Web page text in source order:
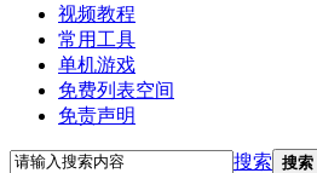
视频教程
常用工具
单机游戏
免费列表空间
免责声明
搜索 搜索